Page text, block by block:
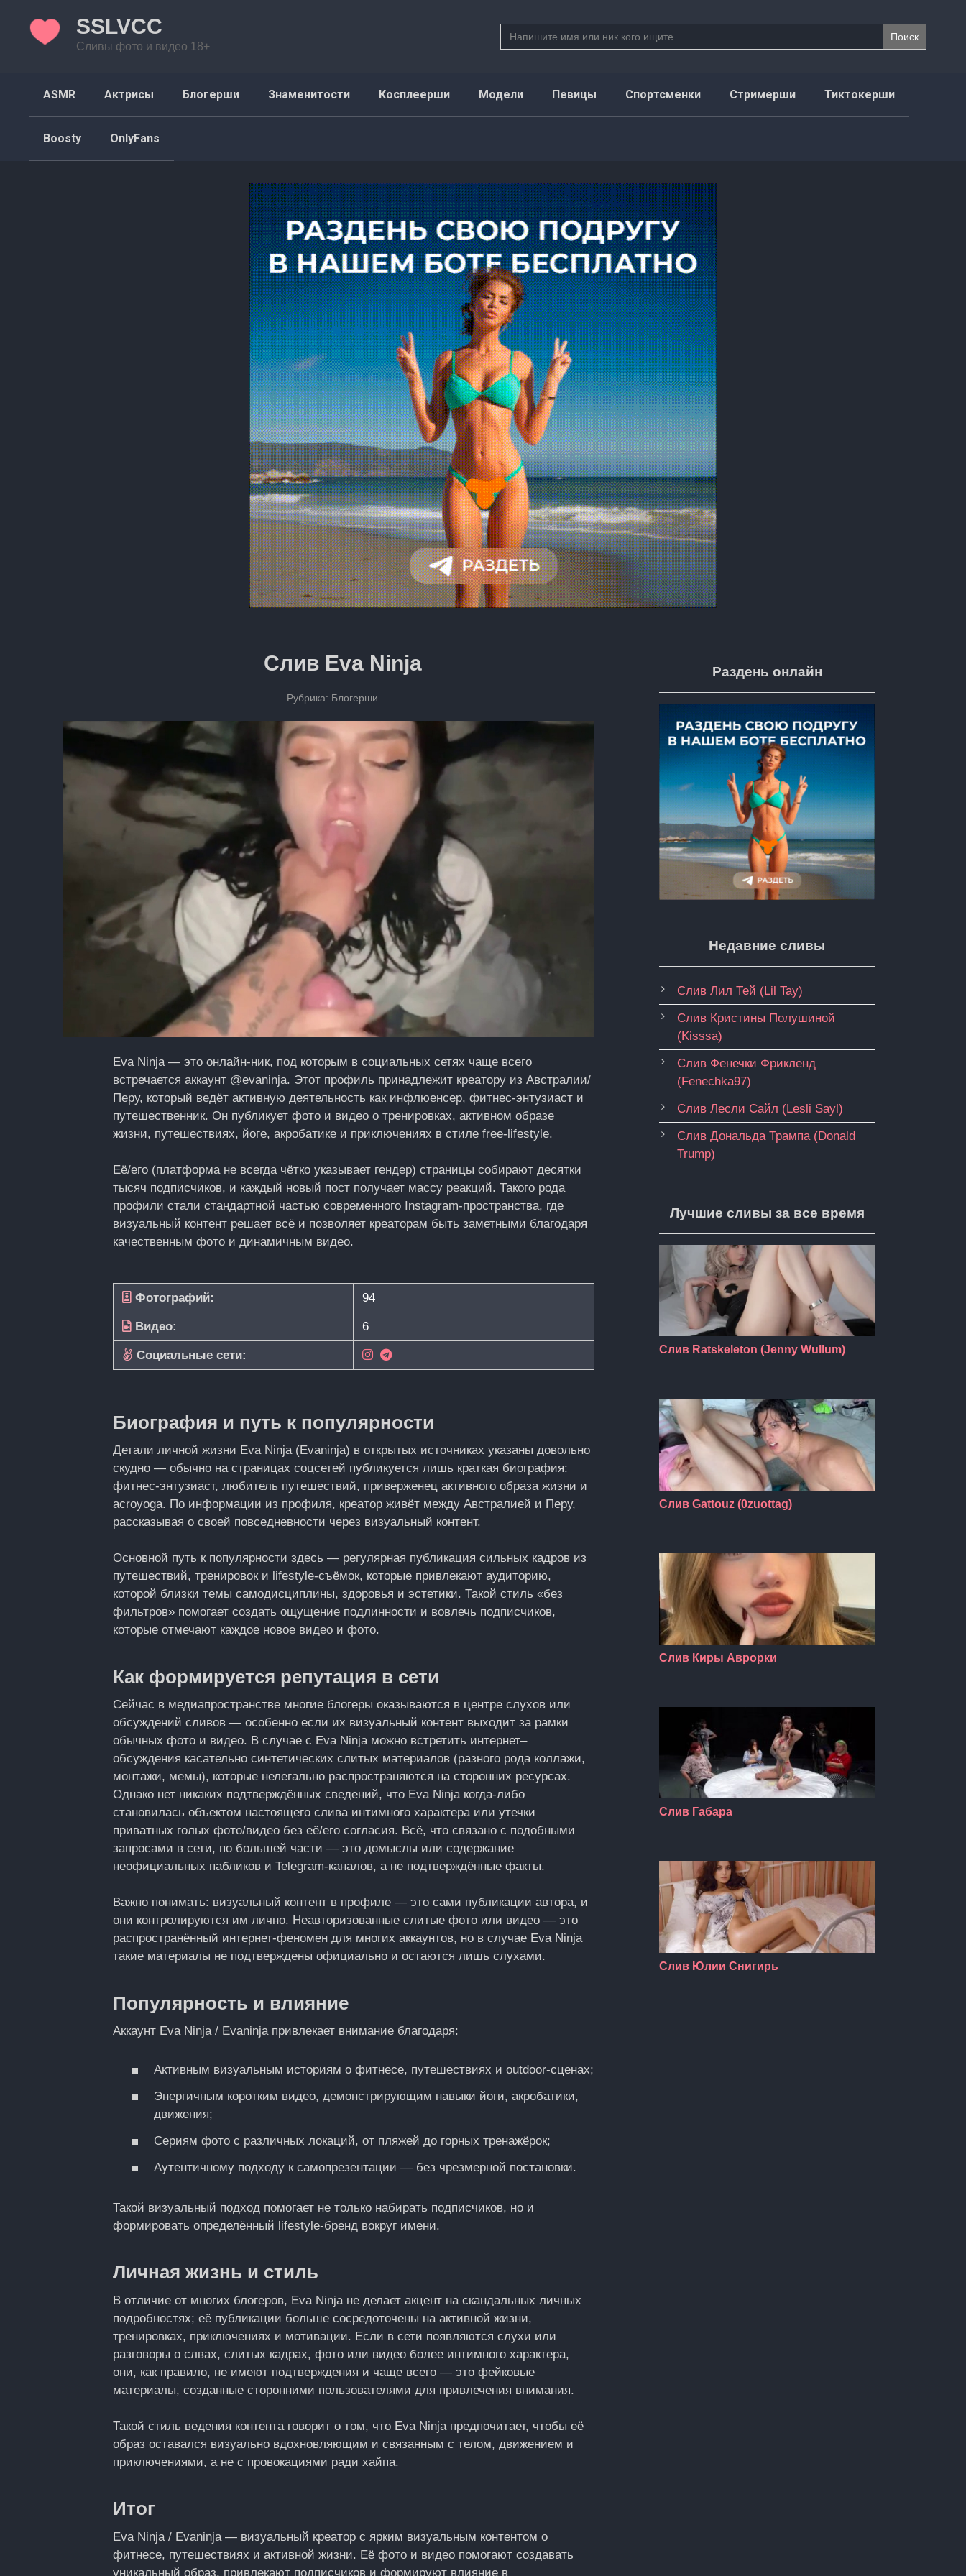
контенту
SSLVCC
Сливы фото и видео 18+
Search
for:
ASMR Актрисы Блогерши Знаменитости Косплеерши Модели Певицы Спортсменки Стримерши Тиктокерши
Boosty OnlyFans
Слив Eva Ninja
Рубрика: Блогерши
Eva Ninja — это онлайн‑ник, под которым в социальных сетях чаще всего
встречается аккаунт @evaninja. Этот профиль принадлежит креатору из Австралии/
Перу, который ведёт активную деятельность как инфлюенсер, фитнес‑энтузиаст и
путешественник. Он публикует фото и видео о тренировках, активном образе
жизни, путешествиях, йоге, акробатике и приключениях в стиле free‑lifestyle.
Её/его (платформа не всегда чётко указывает гендер) страницы собирают десятки
тысяч подписчиков, и каждый новый пост получает массу реакций. Такого рода
профили стали стандартной частью современного Instagram‑пространства, где
визуальный контент решает всё и позволяет креаторам быть заметными благодаря
качественным фото и динамичным видео.
Фотографий: 94
Видео: 6
Социальные сети:
Биография и путь к популярности
Детали личной жизни Eva Ninja (Evaninja) в открытых источниках указаны довольно
скудно — обычно на страницах соцсетей публикуется лишь краткая биография:
фитнес‑энтузиаст, любитель путешествий, приверженец активного образа жизни и
acroyoga. По информации из профиля, креатор живёт между Австралией и Перу,
рассказывая о своей повседневности через визуальный контент.
Основной путь к популярности здесь — регулярная публикация сильных кадров из
путешествий, тренировок и lifestyle‑съёмок, которые привлекают аудиторию,
которой близки темы самодисциплины, здоровья и эстетики. Такой стиль «без
фильтров» помогает создать ощущение подлинности и вовлечь подписчиков,
которые отмечают каждое новое видео и фото.
Как формируется репутация в сети
Сейчас в медиапространстве многие блогеры оказываются в центре слухов или
обсуждений сливов — особенно если их визуальный контент выходит за рамки
обычных фото и видео. В случае с Eva Ninja можно встретить интернет–
обсуждения касательно синтетических слитых материалов (разного рода коллажи,
монтажи, мемы), которые нелегально распространяются на сторонних ресурсах.
Однако нет никаких подтверждённых сведений, что Eva Ninja когда‑либо
становилась объектом настоящего слива интимного характера или утечки
приватных голых фото/видео без её/его согласия. Всё, что связано с подобными
запросами в сети, по большей части — это домыслы или содержание
неофициальных пабликов и Telegram‑каналов, а не подтверждённые факты.
Важно понимать: визуальный контент в профиле — это сами публикации автора, и
они контролируются им лично. Неавторизованные слитые фото или видео — это
распространённый интернет‑феномен для многих аккаунтов, но в случае Eva Ninja
такие материалы не подтверждены официально и остаются лишь слухами.
Популярность и влияние
Аккаунт Eva Ninja / Evaninja привлекает внимание благодаря:
Активным визуальным историям о фитнесе, путешествиях и outdoor‑сценах;
Энергичным коротким видео, демонстрирующим навыки йоги, акробатики,
движения;
Сериям фото с различных локаций, от пляжей до горных тренажёрок;
Аутентичному подходу к самопрезентации — без чрезмерной постановки.
Такой визуальный подход помогает не только набирать подписчиков, но и
формировать определённый lifestyle‑бренд вокруг имени.
Личная жизнь и стиль
В отличие от многих блогеров, Eva Ninja не делает акцент на скандальных личных
подробностях; её публикации больше сосредоточены на активной жизни,
тренировках, приключениях и мотивации. Если в сети появляются слухи или
разговоры о слвах, слитых кадрах, фото или видео более интимного характера,
они, как правило, не имеют подтверждения и чаще всего — это фейковые
материалы, созданные сторонними пользователями для привлечения внимания.
Такой стиль ведения контента говорит о том, что Eva Ninja предпочитает, чтобы её
образ оставался визуально вдохновляющим и связанным с телом, движением и
приключениями, а не с провокациями ради хайпа.
Итог
Eva Ninja / Evaninja — визуальный креатор с ярким визуальным контентом о
фитнесе, путешествиях и активной жизни. Её фото и видео помогают создавать
уникальный образ, привлекают подписчиков и формируют влияние в
Раздень онлайн
Недавние сливы
Слив Лил Тей (Lil Tay)
Слив Кристины Полушиной
(Kisssa)
Слив Фенечки Фрикленд
(Fenechka97)
Слив Лесли Сайл (Lesli Sayl)
Слив Дональда Трампа (Donald
Trump)
Лучшие сливы за все время
Слив Ratskeleton (Jenny Wullum)
Слив Gattouz (0zuottag)
Слив Киры Аврорки
Слив Габара
Слив Юлии Снигирь